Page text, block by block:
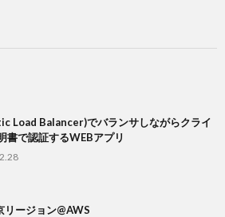
Load Balancer)でバランサしながらクライ
書で認証するWEBアプリ
リージョン@AWS